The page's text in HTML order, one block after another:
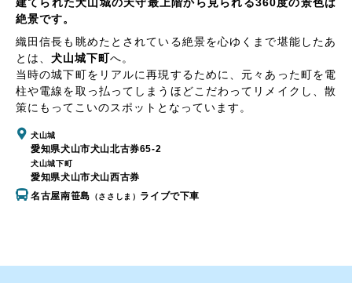
絶景です。
織田信長も眺めたとされている絶景を心ゆくまで堪能したあ
とは、 犬山城下町へ。
当時の城下町をリアルに再現するために、元々あった町を電
柱や電線を取っ払ってしまうほどこだわってリメイクし、散
策にもってこいのスポットとなっています。
犬山城
愛知県犬山市犬山北古券65-2
犬山城下町
愛知県犬山市犬山西古券
名古屋南笹島 （ささしま） ライブで下車